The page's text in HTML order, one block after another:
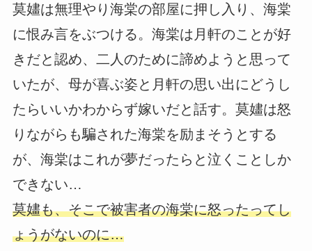
莫嫿は無理やり海棠の部屋に押し入り、海棠
に恨み言をぶつける。海棠は月軒のことが好
きだと認め、二人のために諦めようと思って
いたが、母が喜ぶ姿と月軒の思い出にどうし
たらいいかわからず嫁いだと話す。莫嫿は怒
りながらも騙された海棠を励まそうとする
が、海棠はこれが夢だったらと泣くことしか
できない…
莫嫿も、そこで被害者の海棠に怒ったってし
ょうがないのに…